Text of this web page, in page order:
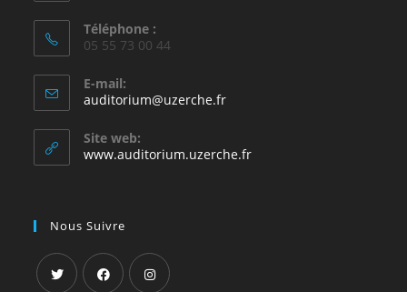
Téléphone :
05 55 73 00 44
E-mail:
auditorium@uzerche.frS’ouvre
application
Site web:
www.auditorium.uzerche.fr
Nous Suivre